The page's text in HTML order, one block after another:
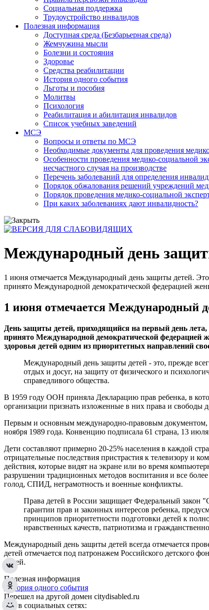
Социальная поддержка
Трудоустройство инвалидов
Полезная информация
Доступная среда (Безбарьерная среда)
Жемчужина мысли
Болезни и состояния
Здоровье
Средства реабилитации
История одного события
Льготы и пособия
Молитвы
Психология
Реабилитация и абилитация инвалидов
Список учебных заведений
МСЭ
Вопросы и ответы по МСЭ
Необходимые документы для проведения
Особенности проведения медико-социальной
несчастного случая на производстве
Перечень заболеваний для определения
Порядок обжалования решений учреждений
Порядок проведения медико-социальной
При каких заболеваниях дают инвалидность?
Международный день
1 июня отмечается Международный день защиты детей.
принято Международной демократической федерацией
1 июня отмечается Международный
День защиты детей, приходящийся на первый день
принято Международной демократической федерацией
здоровья детей одним из приоритетных направлений
Международный день защиты детей ‑ это, прежде
отдых и досуг, на защиту от физического и
справедливого общества.
В 1959 году ООН приняла Декларацию прав ребенка, в
организации признать изложенные в них права и свободы
Первым и основным международно‑правовым документом,
ноября 1989 года. Конвенцию подписала 61 страна, 13
Дети составляют примерно 20‑25% населения в каждой
отрицательные последствия пристрастия к телевизору и
действия, которые видят на экране или во время
разрушении традиционных методов воспитания и все
голод, СПИД, неграмотность и военные конфликты.
Права детей в России защищает Федеральный закон
гарантии прав и законных интересов ребенка,
принципов приоритетности подготовки детей к
нравственных качеств, патриотизма и
Международный день защиты детей всегда отмечается
детей отмечается под патронажем Российского детского
семей.
Полезная информация
История одного события
Перешел на другой домен citydisabled.ru
Мы в социальных сетях: